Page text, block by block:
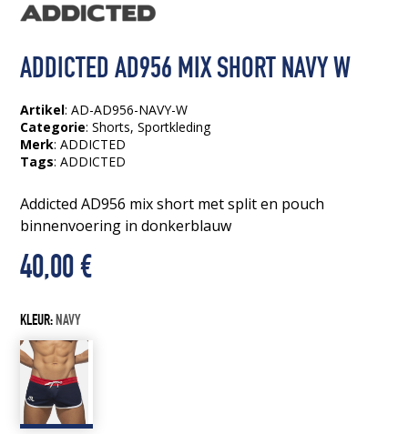
ADDICTED AD956 MIX SHORT NAVY W
Artikel: AD-AD956-NAVY-W
Categorie:Shorts,Sportkleding
Merk: ADDICTED
Tags:ADDICTED
Addicted AD956 mix short met split en pouch
binnenvoering in donkerblauw
40,00€
KLEUR:NAVY